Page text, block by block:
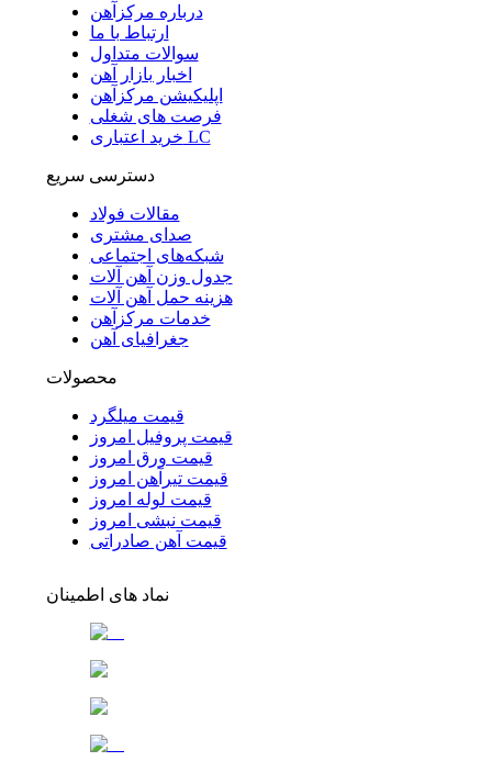
درباره مرکزآهن
ارتباط با ما
سوالات متداول
اخبار بازار آهن
اپلیکیشن مرکزآهن
فرصت های شغلی
خرید اعتباری LC
دسترسی سریع
مقالات فولاد
صدای مشتری
شبکه‌های اجتماعی
جدول وزن آهن آلات
هزینه حمل آهن آلات
خدمات مرکزآهن
جغرافیای آهن
محصولات
قیمت میلگرد
قیمت پروفیل امروز
قیمت ورق امروز
قیمت تیرآهن امروز
قیمت لوله امروز
قیمت نبشی امروز
قیمت آهن صادراتی
نماد های اطمینان